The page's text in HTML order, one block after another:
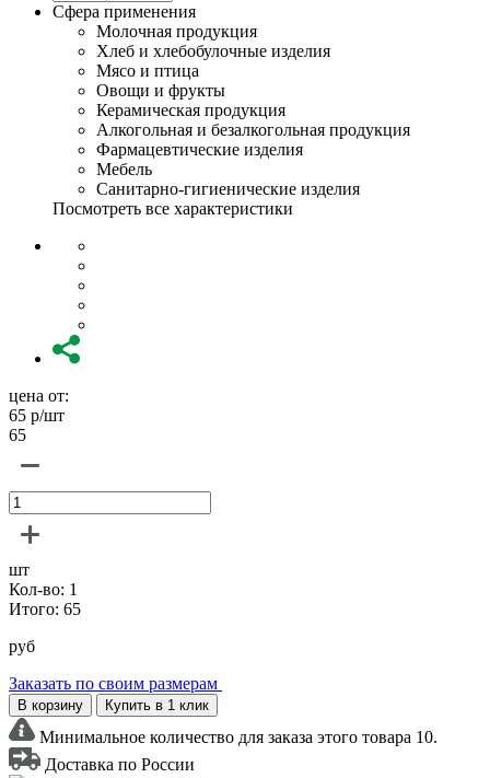
Сфера применения
Молочная продукция
Хлеб и хлебобулочные изделия
Мясо и птица
Овощи и фрукты
Керамическая продукция
Алкогольная и безалкогольная продукция
Фармацевтические изделия
Мебель
Санитарно-гигиенические изделия
Посмотреть все характеристики
цена от:
65 р/шт
65
шт
Кол-во: 1
Итого: 65
руб
Заказать по своим размерам
В корзину Купить в 1 клик
Минимальное количество для заказа этого товара 10.
Доставка по России